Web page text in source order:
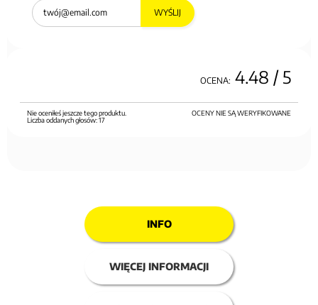
WYŚLIJ
OCENA: 4.48 / 5
OCENY NIE SĄ WERYFIKOWANE
Nie oceniłeś jeszcze tego produktu.
Liczba oddanych głosów:17
INFO
WIĘCEJ INFORMACJI